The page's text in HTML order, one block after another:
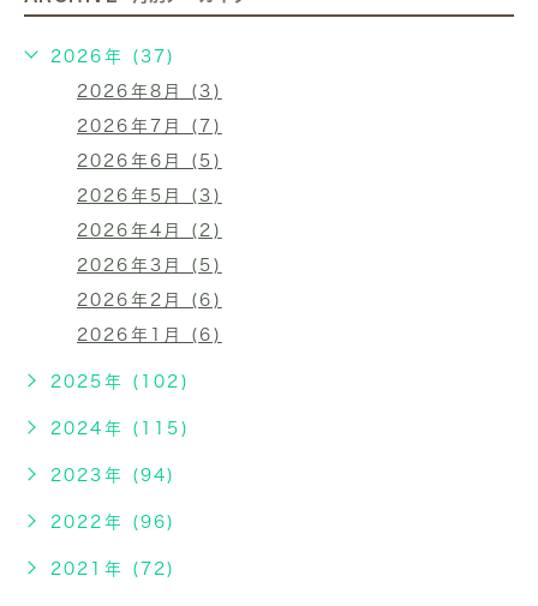
2026年 (37)
2026年8月 (3)
2026年7月 (7)
2026年6月 (5)
2026年5月 (3)
2026年4月 (2)
2026年3月 (5)
2026年2月 (6)
2026年1月 (6)
2025年 (102)
2024年 (115)
2023年 (94)
2022年 (96)
2021年 (72)